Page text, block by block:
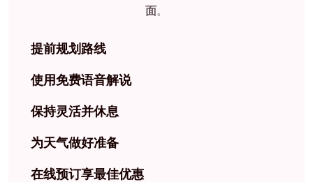
面。
提前规划路线
使用免费语音解说
保持灵活并休息
为天气做好准备
在线预订享最佳优惠